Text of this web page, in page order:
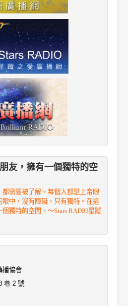
友，擁有一個獨特的空
需要被了解。每個人都是上帝眼
中，沒有障礙，只有獨特。在這
獨特的空間。～Stars RADIO星蹤
播協會
巷 2 號